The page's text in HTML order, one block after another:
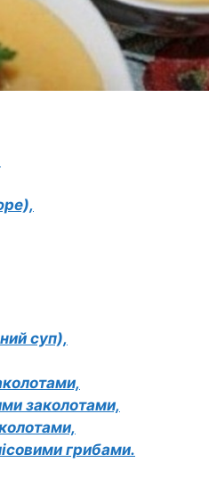
суп),
заколотами,
грибами.